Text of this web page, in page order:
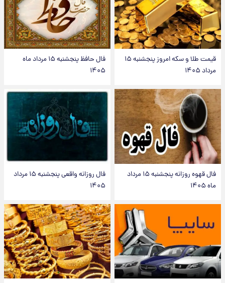
قیمت طلا و سکه امروز پنجشنبه ۱۵
مرداد ۱۴۰۵
فال حافظ پنجشنبه ۱۵ مرداد ماه
۱۴۰۵
فال قهوه روزانه پنجشنبه ۱۵ مرداد
ماه ۱۴۰۵
فال روزانه واقعی پنجشنبه ۱۵ مرداد
۱۴۰۵